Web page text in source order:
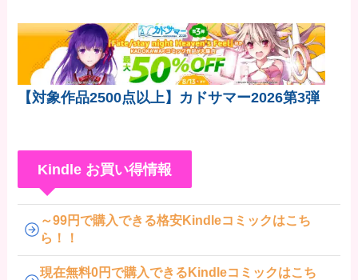
【対象作品2500点以上】カドサマー2026第3弾
Kindle お買い得情報
～99円で購入できる格安Kindleコミックはこち
ら！！
現在無料0円で購入できるKindleコミックはこち